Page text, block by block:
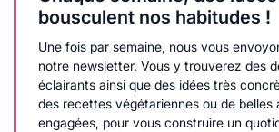
bousculent nos habitudes !
Une fois par semaine, nous vous
notre newsletter. Vous y trouverez des
éclairants ainsi que des idées très
des recettes végétariennes ou de belles
engagées, pour vous construire un